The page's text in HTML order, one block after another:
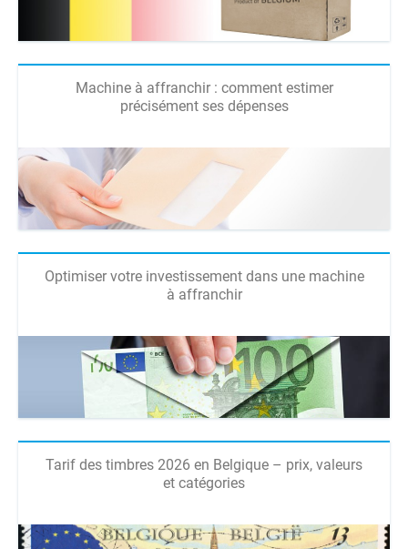
Machine à affranchir : comment estimer
précisément ses dépenses
Optimiser votre investissement dans une machine
à affranchir
Tarif des timbres 2026 en Belgique – prix, valeurs
et catégories